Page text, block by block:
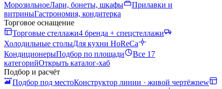
МорозильноеЛари, бонеты, шкафы
Прилавки и
витриныГастрономия, кондитерка
Торговое оснащение
Торговые стеллажи4 бренда + спецстеллажи
Холодильные столыДля кухни HoReCa
КондиционерыПодбор по площади
Все 17
категорийОткрыть каталог-хаб
Подбор и расчёт
Подбор под местоКонструктор линии · живой чертёжnew